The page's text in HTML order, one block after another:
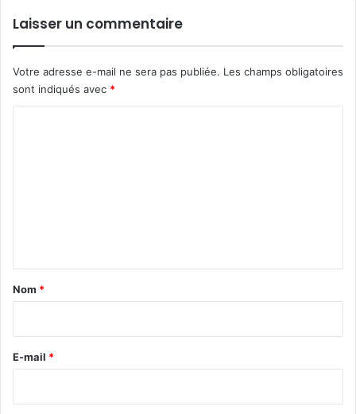
Laisser un commentaire
Votre adresse e-mail ne sera pas publiée. Les champs obligatoires
sont indiqués avec *
a
e
Nom *
E-mail *